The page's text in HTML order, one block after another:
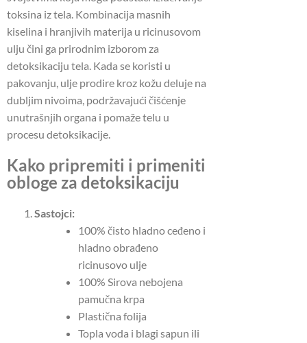
toksina iz tela. Kombinacija masnih
kiselina i hranjivih materija u ricinusovom
ulju čini ga prirodnim izborom za
detoksikaciju tela. Kada se koristi u
pakovanju, ulje prodire kroz kožu deluje na
dubljim nivoima, podržavajući čišćenje
unutrašnjih organa i pomaže telu u
procesu detoksikacije.
Kako pripremiti i primeniti
obloge za detoksikaciju
Sastojci:
100% čisto hladno ceđeno i
hladno obrađeno
ricinusovo ulje
100% Sirova nebojena
pamučna krpa
Plastična folija
Topla voda i blagi sapun ili